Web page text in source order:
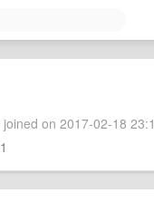
on 2017-02-18